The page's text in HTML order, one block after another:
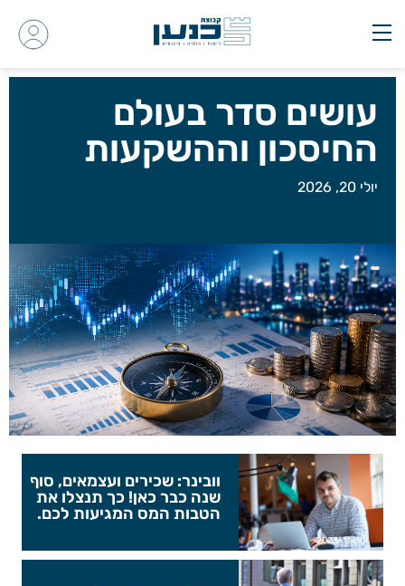
עושים סדר בעולם
החיסכון וההשקעות
יולי 20, 2026
וובינר: שכירים ועצמאים, סוף
שנה כבר כאן! כך תנצלו את
הטבות המס המגיעות לכם.
2023-11-30